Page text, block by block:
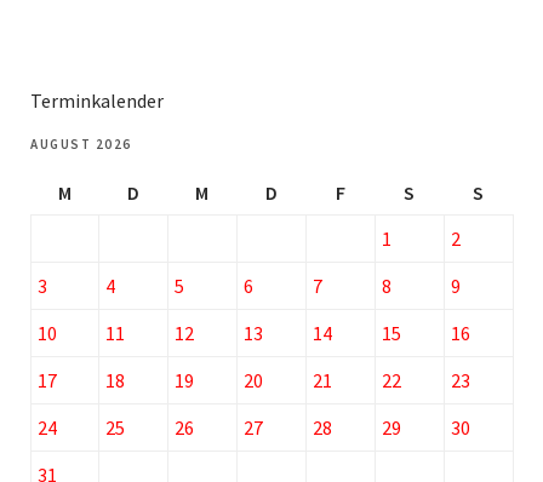
Terminkalender
AUGUST 2026
M D M D F S
S
1
2
3
4 5 6 7 8
9
10
11 12 13 14 15
16
17
18 19 20 21 22
23
24
25 26 27 28 29
30
31